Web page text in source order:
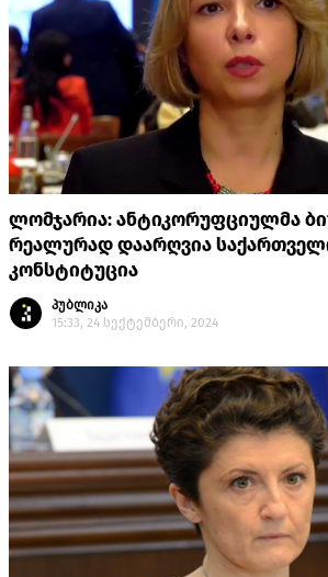
ლომჯარია: ანტიკორუფციულმა
რეალურად დაარღვია
კონსტიტუცია
პუბლიკა
15:33, 24 სექტემბერი, 2024